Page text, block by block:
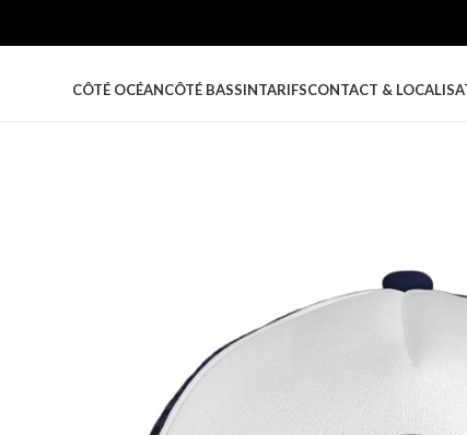
CÔTÉ OCÉANCÔTÉ BASSINTARIFSCONTACT &